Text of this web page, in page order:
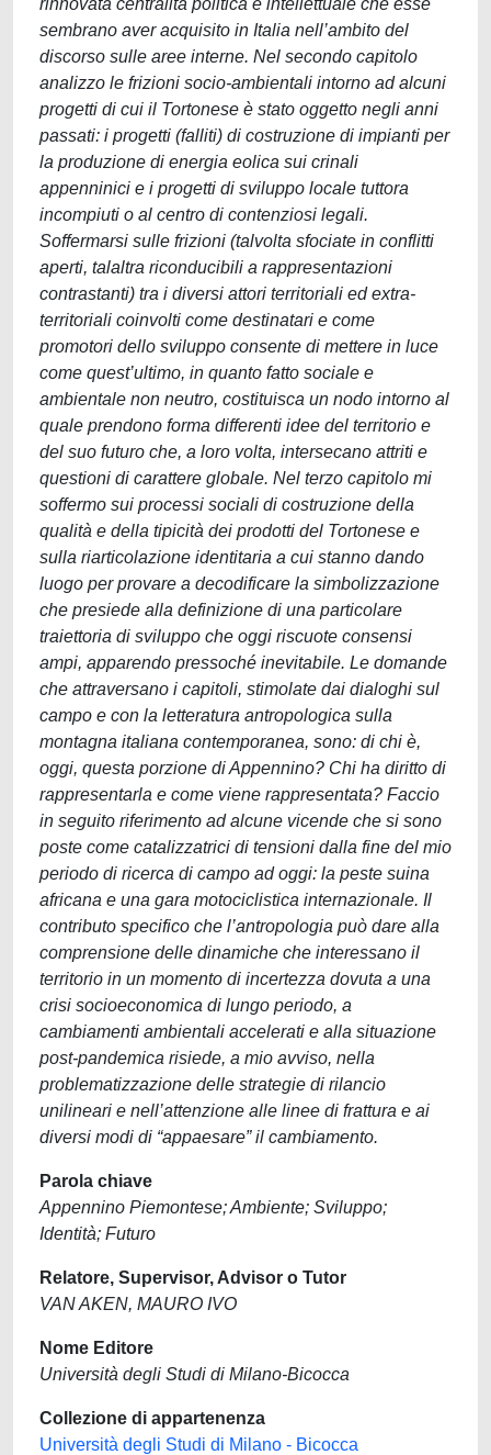
rinnovata centralità politica e intellettuale che esse
sembrano aver acquisito in Italia nell’ambito del
discorso sulle aree interne. Nel secondo capitolo
analizzo le frizioni socio-ambientali intorno ad alcuni
progetti di cui il Tortonese è stato oggetto negli anni
passati: i progetti (falliti) di costruzione di impianti per
la produzione di energia eolica sui crinali
appenninici e i progetti di sviluppo locale tuttora
incompiuti o al centro di contenziosi legali.
Soffermarsi sulle frizioni (talvolta sfociate in conflitti
aperti, talaltra riconducibili a rappresentazioni
contrastanti) tra i diversi attori territoriali ed extra-
territoriali coinvolti come destinatari e come
promotori dello sviluppo consente di mettere in luce
come quest’ultimo, in quanto fatto sociale e
ambientale non neutro, costituisca un nodo intorno al
quale prendono forma differenti idee del territorio e
del suo futuro che, a loro volta, intersecano attriti e
questioni di carattere globale. Nel terzo capitolo mi
soffermo sui processi sociali di costruzione della
qualità e della tipicità dei prodotti del Tortonese e
sulla riarticolazione identitaria a cui stanno dando
luogo per provare a decodificare la simbolizzazione
che presiede alla definizione di una particolare
traiettoria di sviluppo che oggi riscuote consensi
ampi, apparendo pressoché inevitabile. Le domande
che attraversano i capitoli, stimolate dai dialoghi sul
campo e con la letteratura antropologica sulla
montagna italiana contemporanea, sono: di chi è,
oggi, questa porzione di Appennino? Chi ha diritto di
rappresentarla e come viene rappresentata? Faccio
in seguito riferimento ad alcune vicende che si sono
poste come catalizzatrici di tensioni dalla fine del mio
periodo di ricerca di campo ad oggi: la peste suina
africana e una gara motociclistica internazionale. Il
contributo specifico che l’antropologia può dare alla
comprensione delle dinamiche che interessano il
territorio in un momento di incertezza dovuta a una
crisi socioeconomica di lungo periodo, a
cambiamenti ambientali accelerati e alla situazione
post-pandemica risiede, a mio avviso, nella
problematizzazione delle strategie di rilancio
unilineari e nell’attenzione alle linee di frattura e ai
diversi modi di “appaesare” il cambiamento.
Parola chiave
Appennino Piemontese; Ambiente; Sviluppo;
Identità; Futuro
Relatore, Supervisor, Advisor o Tutor
VAN AKEN, MAURO IVO
Nome Editore
Università degli Studi di Milano-Bicocca
Collezione di appartenenza
Università degli Studi di Milano - Bicocca